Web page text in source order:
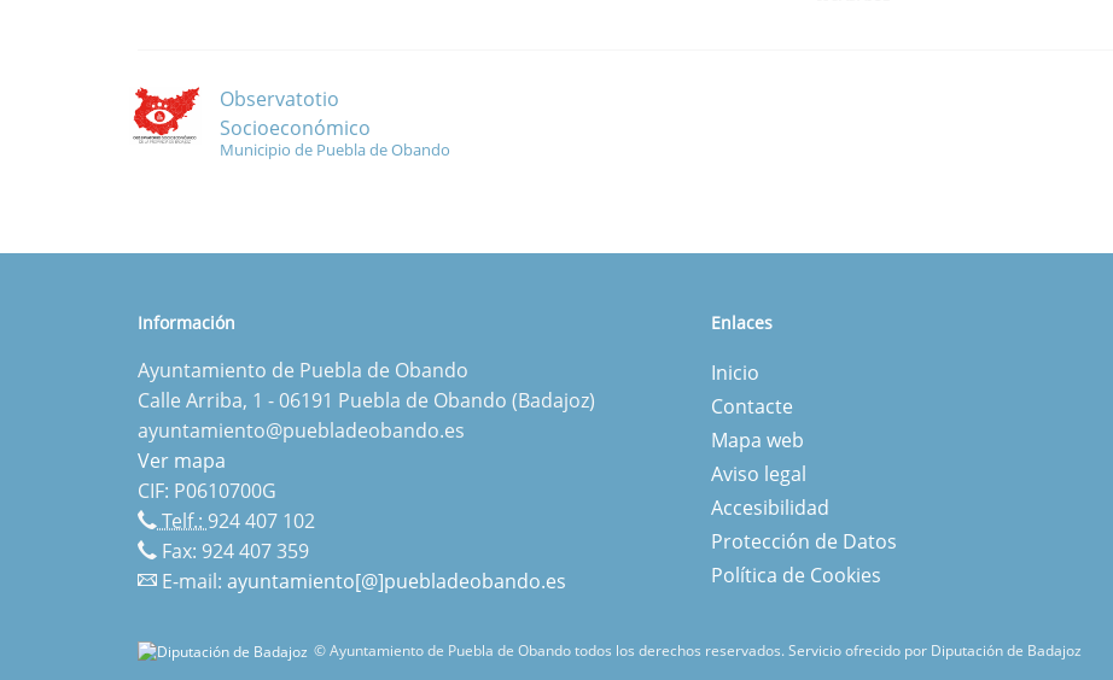
Observatotio
Socioeconómico
Municipio de Puebla de Obando
Información
Ayuntamiento de Puebla de Obando
Calle Arriba, 1 - 06191 Puebla de Obando (Badajoz)
ayuntamiento@puebladeobando.es
Ver mapa
CIF: P0610700G
Telf.:924 407 102
Fax: 924 407 359
E-mail: ayuntamiento[@]puebladeobando.es
Enlaces
Inicio
Contacte
Mapa web
Aviso legal
Accesibilidad
Protección de Datos
Política de Cookies
© Ayuntamiento de Puebla de Obando todos los derechos reservados.Servicio ofrecido por Diputación de Badajoz